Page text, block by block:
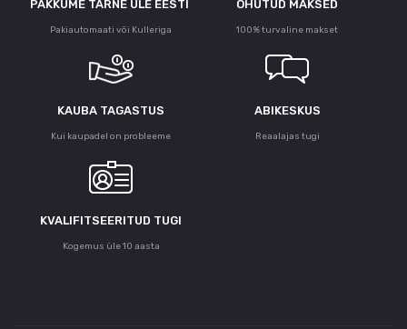
PAKKUME TARNE ÜLE ЕESTI
Pakiautomaati või Kulleriga
OHUTUD MAKSED
100% turvaline makset
KAUBA TAGASTUS
Kui kaupadel on probleeme
ABIKESKUS
Reaalajas tugi
KVALIFITSEERITUD TUGI
Kogemus üle 10 aasta